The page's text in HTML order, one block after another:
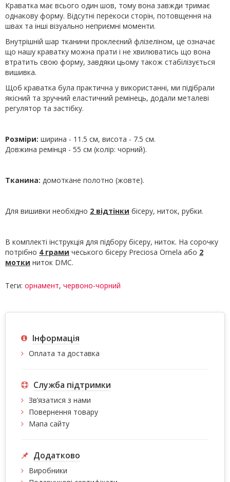
Краватка має всього один шов, тому вона завжди тримає
однакову форму. Відсутні перекоси сторін, потовщення на
швах та інші візуально неприємні моменти.
Внутрішній шар тканини проклеєний флізеліном, це означає
що нашу краватку можна прати і не хвилюватись що вона
втратить свою форму, завдяки цьому також стабілізується
вишивка.
Щоб краватка була практична у використанні, ми підібрали
якісний та зручний еластичний ремінець, додали металеві
регулятор та застібку.
Розміри: ширина - 11.5 см, висота - 7.5 см.
Довжина ремінця - 55 см (колір: чорний).
Тканина: домоткане полотно (жовте).
Для вишивки необхідно 2 відтінки бісеру, ниток, рубки.
В комплекті інструкція для підбору бісеру, ниток. На сорочку
потрібно 4 грами чеського бісеру Preciosa Ornela або 2
мотки ниток DMC.
Теги: орнамент, червоно-чорний
Інформація
Оплата та доставка
Служба підтримки
Зв’язатися з нами
Повернення товару
Мапа сайту
Додатково
Виробники